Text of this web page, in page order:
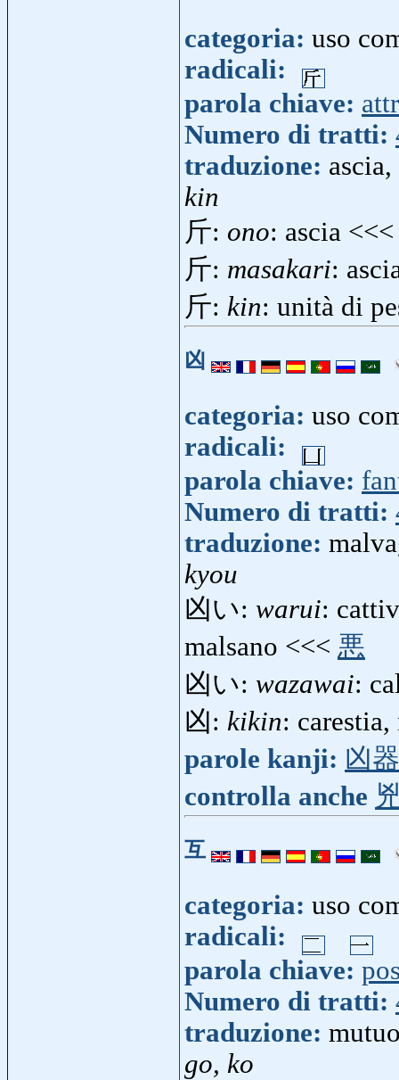
categoria: uso
radicali:
parola chiave:
Numero di tratti:
traduzione:
kin
斤: ono: ascia
斤: masakari:
斤: kin: unità di
凶
categoria: uso
radicali:
parola chiave:
Numero di tratti:
traduzione:
kyou
凶い: warui:
malsano <<< 悪
凶い: wazawai:
凶: kikin:
parole kanji: 凶器
controlla anche
互
categoria: uso
radicali:
parola chiave:
Numero di tratti:
traduzione:
go, ko